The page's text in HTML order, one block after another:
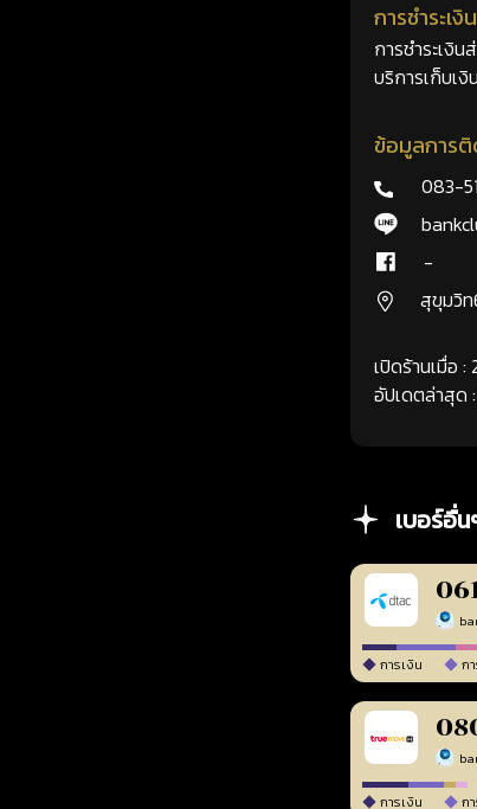
การชำระเงิน
การชำระเงิ
บริการเก็บเ
ข้อมูลการ
083-
-
สุขุมวิ
เปิดร้านเมื่อ
อัปเดตล่าสุด
เบอร์อื่
การเงิน ก
การเงิน ก